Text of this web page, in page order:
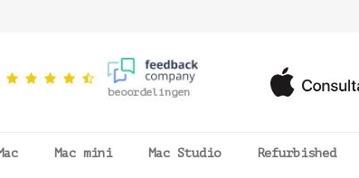
beoordelingen
Mac mini Mac Studio Refurbished